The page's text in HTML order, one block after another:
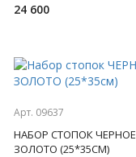
24 600
Арт. 09637
НАБОР СТОПОК ЧЕРНОЕ
ЗОЛОТО (25*35СМ)